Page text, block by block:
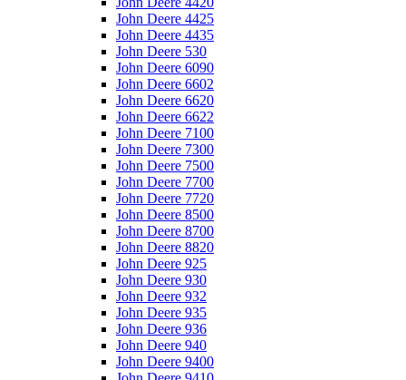
John Deere 4425
John Deere 4435
John Deere 530
John Deere 6090
John Deere 6602
John Deere 6620
John Deere 6622
John Deere 7100
John Deere 7300
John Deere 7500
John Deere 7700
John Deere 7720
John Deere 8500
John Deere 8700
John Deere 8820
John Deere 925
John Deere 930
John Deere 932
John Deere 935
John Deere 936
John Deere 940
John Deere 9400